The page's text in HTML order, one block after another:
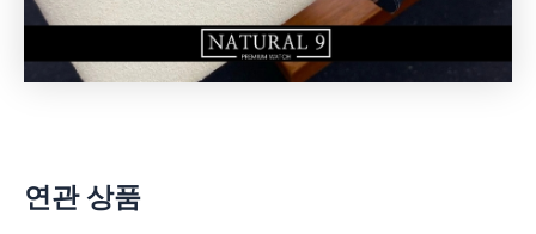
연관 상품